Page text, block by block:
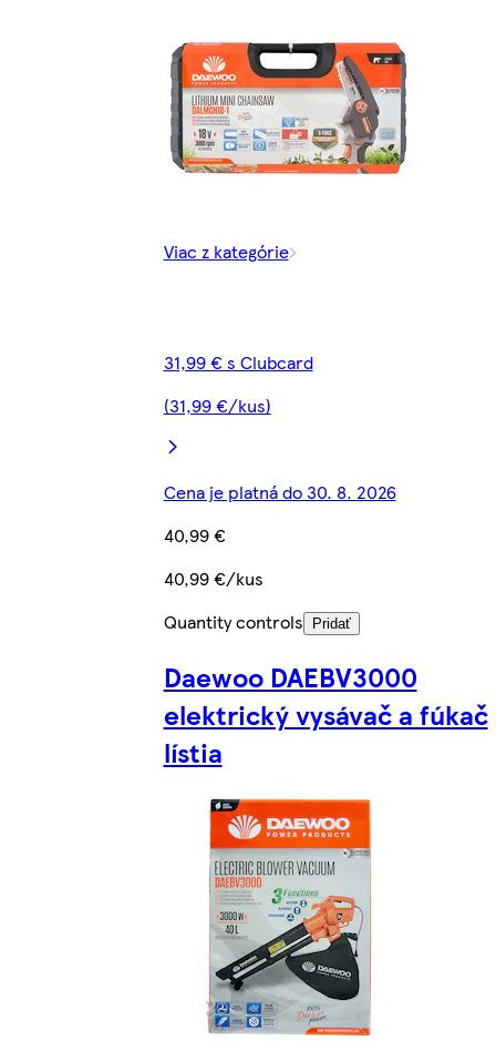
Viac z kategórie
31,99 € s Clubcard
(31,99 €/kus)
Cena je platná do 30. 8. 2026
40,99 €
40,99 €/kus
Quantity controls
Pridať
Daewoo DAEBV3000
elektrický vysávač a fúkač
lístia